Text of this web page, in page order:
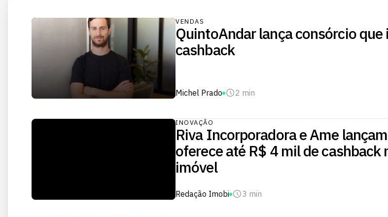
VENDAS
QuintoAndar lança consórcio
cashback
Michel Prado 2 min
INOVAÇÃO
Riva Incorporadora e Ame
oferece até R$ 4 mil de cashback
imóvel
Redação Imobi 3 min